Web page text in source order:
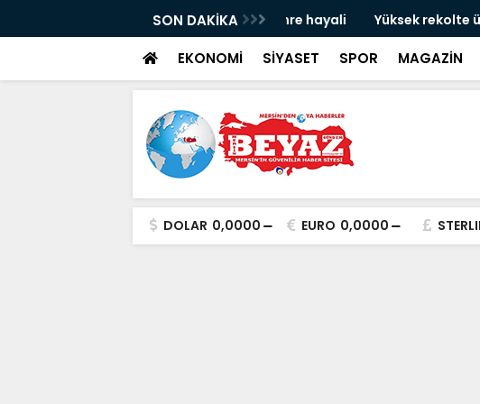
SON DAKİKA
etmişti: Engelli gencin umre hayali Yüksek rekolte üzüm
EKONOMİ SİYASET SPOR MAGAZİN
DOLAR 0,0000 EURO 0,0000